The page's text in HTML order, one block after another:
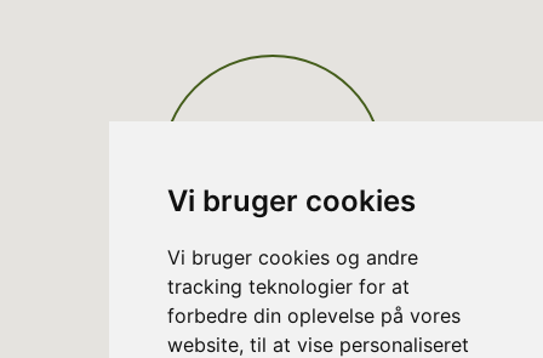
Vi bruger cookies
Vi bruger cookies og andre
tracking teknologier for at
forbedre din oplevelse på vores
website, til at vise personaliseret